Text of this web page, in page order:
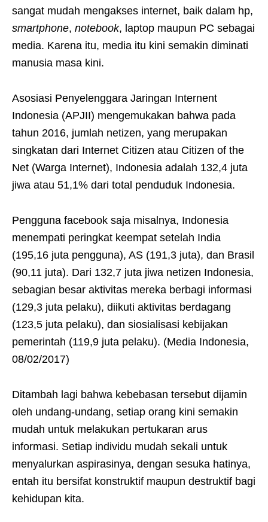
sangat mudah mengakses internet, baik dalam hp,
smartphone, notebook, laptop maupun PC sebagai
media. Karena itu, media itu kini semakin diminati
manusia masa kini.
Asosiasi Penyelenggara Jaringan Internent
Indonesia (APJII) mengemukakan bahwa pada
tahun 2016, jumlah netizen, yang merupakan
singkatan dari Internet Citizen atau Citizen of the
Net (Warga Internet), Indonesia adalah 132,4 juta
jiwa atau 51,1% dari total penduduk Indonesia.
Pengguna facebook saja misalnya, Indonesia
menempati peringkat keempat setelah India
(195,16 juta pengguna), AS (191,3 juta), dan Brasil
(90,11 juta). Dari 132,7 juta jiwa netizen Indonesia,
sebagian besar aktivitas mereka berbagi informasi
(129,3 juta pelaku), diikuti aktivitas berdagang
(123,5 juta pelaku), dan siosialisasi kebijakan
pemerintah (119,9 juta pelaku). (Media Indonesia,
08/02/2017)
Ditambah lagi bahwa kebebasan tersebut dijamin
oleh undang-undang, setiap orang kini semakin
mudah untuk melakukan pertukaran arus
informasi. Setiap individu mudah sekali untuk
menyalurkan aspirasinya, dengan sesuka hatinya,
entah itu bersifat konstruktif maupun destruktif bagi
kehidupan kita.